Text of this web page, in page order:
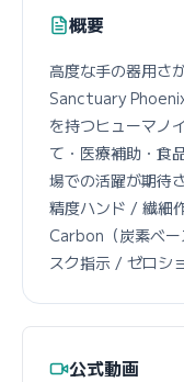
概要
高度な手の器用さ
Sanctuary
を持つヒューマノ
て・医療補助・食
場での活躍が期待
精度ハンド / 繊細
Carbon（炭素ベ
スク指示 / ゼロシ
公式動画